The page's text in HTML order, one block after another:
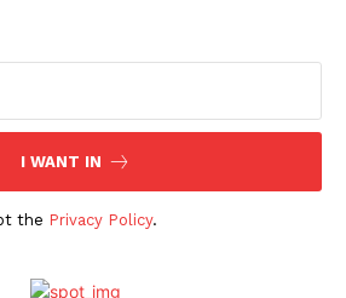
I WANT IN
the Privacy Policy.